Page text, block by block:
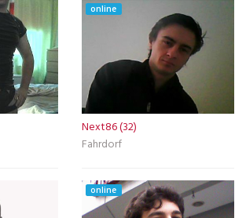
online
Next86 (32)
Fahrdorf
online